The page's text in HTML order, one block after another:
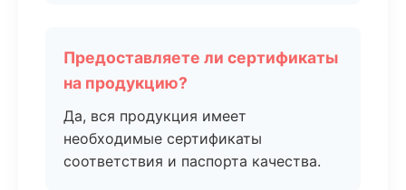
Предоставляете ли сертификаты
на продукцию?
Да, вся продукция имеет
необходимые сертификаты
соответствия и паспорта качества.